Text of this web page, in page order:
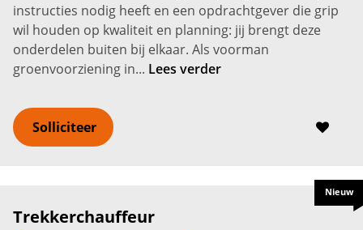
instructies nodig heeft en een opdrachtgever die grip
wil houden op kwaliteit en planning: jij brengt deze
onderdelen buiten bij elkaar. Als voorman
groenvoorziening in... Lees verder
Solliciteer
Trekkerchauffeur
Nieuw